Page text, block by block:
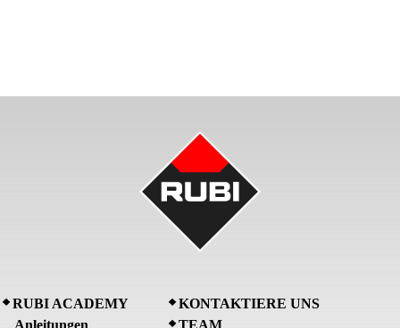
RUBI ACADEMY
Anleitungen
KONTAKTIERE UNS
TEAM